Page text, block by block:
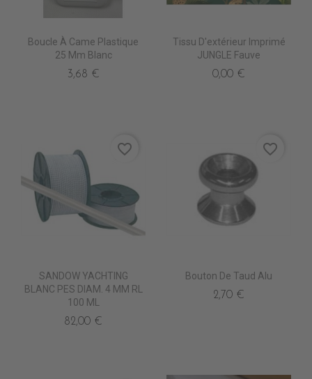
Boucle À Came Plastique
25 Mm Blanc
3,68 €
Tissu D'extérieur Imprimé
JUNGLE Fauve
0,00 €
SANDOW YACHTING
BLANC PES DIAM. 4 MM RL
100 ML
82,00 €
favorite_border
Bouton De Taud Alu
2,70 €
favorite_border